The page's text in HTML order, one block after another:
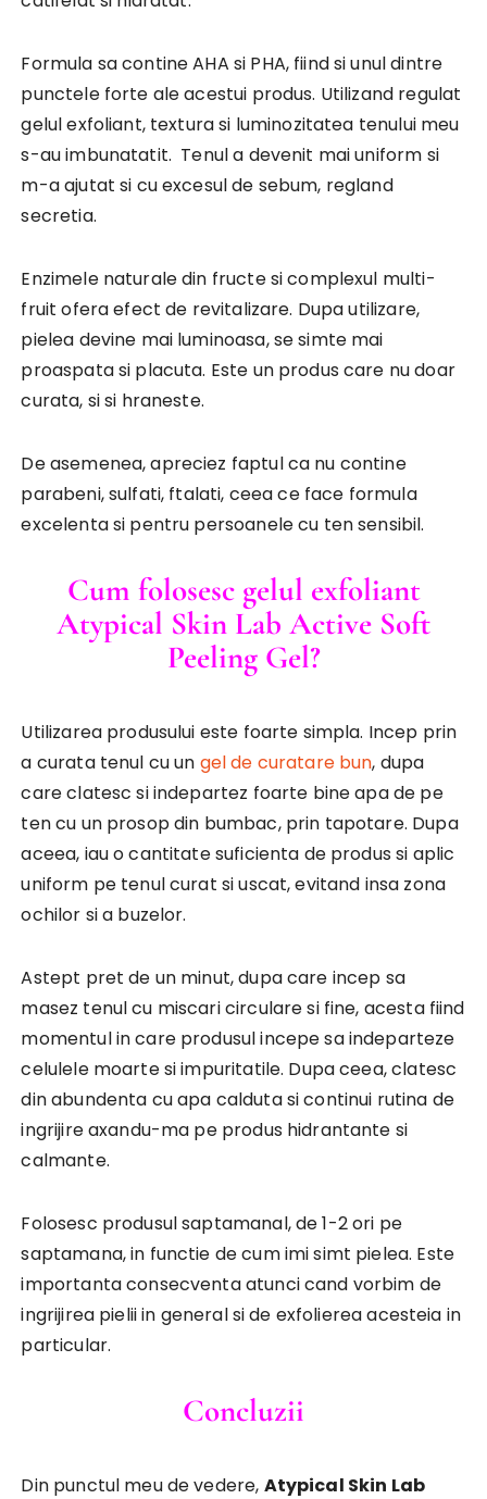
Formula sa contine AHA si PHA, fiind si unul dintre
punctele forte ale acestui produs. Utilizand regulat
gelul exfoliant, textura si luminozitatea tenului meu
s-au imbunatatit. Tenul a devenit mai uniform si
m-a ajutat si cu excesul de sebum, regland
secretia.
Enzimele naturale din fructe si complexul multi-
fruit ofera efect de revitalizare. Dupa utilizare,
pielea devine mai luminoasa, se simte mai
proaspata si placuta. Este un produs care nu doar
curata, si si hraneste.
De asemenea, apreciez faptul ca nu contine
parabeni, sulfati, ftalati, ceea ce face formula
excelenta si pentru persoanele cu ten sensibil.
Cum folosesc gelul exfoliant
Atypical Skin Lab Active Soft
Peeling Gel?
Utilizarea produsului este foarte simpla. Incep prin
a curata tenul cu un gel de curatare bun, dupa
care clatesc si indepartez foarte bine apa de pe
ten cu un prosop din bumbac, prin tapotare. Dupa
aceea, iau o cantitate suficienta de produs si aplic
uniform pe tenul curat si uscat, evitand insa zona
ochilor si a buzelor.
Astept pret de un minut, dupa care incep sa
masez tenul cu miscari circulare si fine, acesta fiind
momentul in care produsul incepe sa indeparteze
celulele moarte si impuritatile. Dupa ceea, clatesc
din abundenta cu apa calduta si continui rutina de
ingrijire axandu-ma pe produs hidrantante si
calmante.
Folosesc produsul saptamanal, de 1-2 ori pe
saptamana, in functie de cum imi simt pielea. Este
importanta consecventa atunci cand vorbim de
ingrijirea pielii in general si de exfolierea acesteia in
particular.
Concluzii
Din punctul meu de vedere, Atypical Skin Lab